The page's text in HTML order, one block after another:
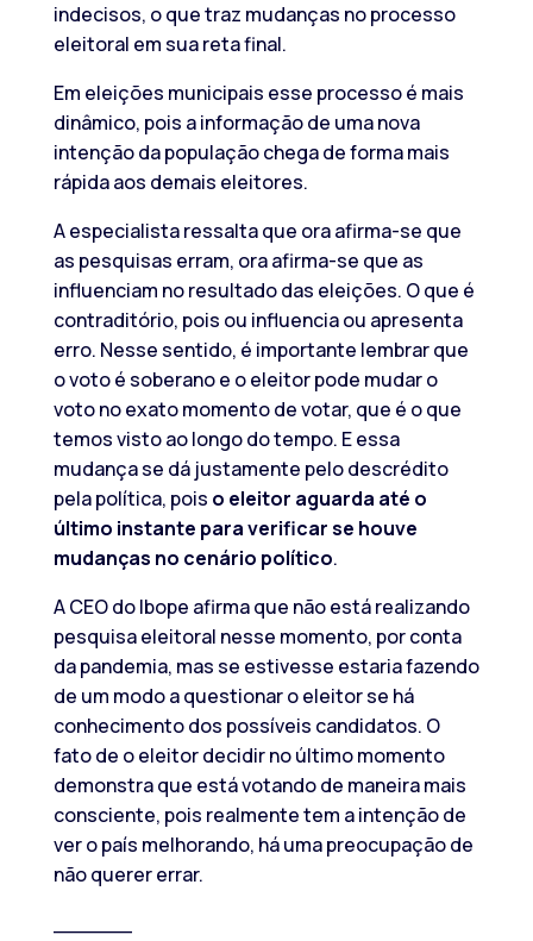
indecisos, o que traz mudanças no processo
eleitoral em sua reta final.
Em eleições municipais esse processo é mais
dinâmico, pois a informação de uma nova
intenção da população chega de forma mais
rápida aos demais eleitores.
A especialista ressalta que ora afirma-se que
as pesquisas erram, ora afirma-se que as
influenciam no resultado das eleições. O que é
contraditório, pois ou influencia ou apresenta
erro. Nesse sentido, é importante lembrar que
o voto é soberano e o eleitor pode mudar o
voto no exato momento de votar, que é o que
temos visto ao longo do tempo. E essa
mudança se dá justamente pelo descrédito
pela política, pois o eleitor aguarda até o
último instante para verificar se houve
mudanças no cenário político.
A CEO do Ibope afirma que não está realizando
pesquisa eleitoral nesse momento, por conta
da pandemia, mas se estivesse estaria fazendo
de um modo a questionar o eleitor se há
conhecimento dos possíveis candidatos. O
fato de o eleitor decidir no último momento
demonstra que está votando de maneira mais
consciente, pois realmente tem a intenção de
ver o país melhorando, há uma preocupação de
não querer errar.